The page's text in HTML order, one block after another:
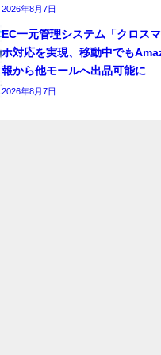
2026年8月7日
EC一元管理システム「クロス
ホ対応を実現、移動中でも
報から他モールへ出品可能に
2026年8月7日